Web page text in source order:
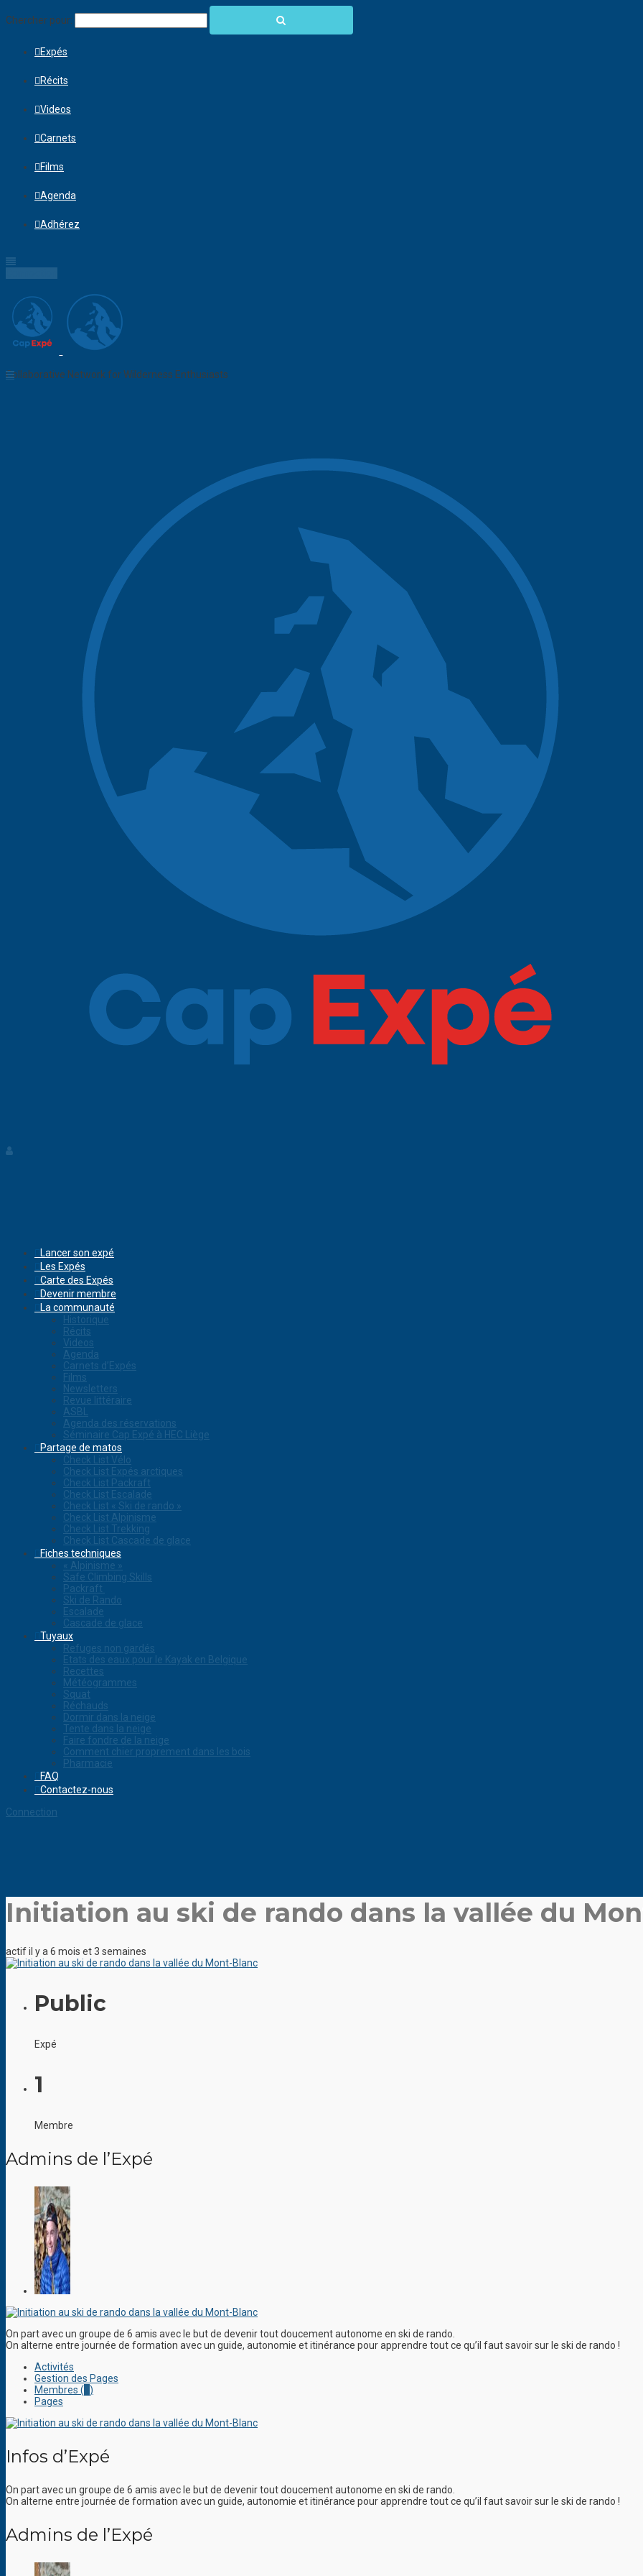
Chercher pour:
Expés
Récits
Videos
Carnets
Films
Agenda
Adhérez
Collaborative Network for Wilderness Enthusiasts
Lancer son expé
Les Expés
Carte des Expés
Devenir membre
La communauté
Historique
Récits
Videos
Agenda
Carnets d’Expés
Films
Newsletters
Revue littéraire
ASBL
Agenda des réservations
Séminaire Cap Expé à HEC Liège
Partage de matos
Check List Vélo
Check List Expés arctiques
Check List Packraft
Check List Escalade
Check List « Ski de rando »
Check List Alpinisme
Check List Trekking
Check List Cascade de glace
Fiches techniques
« Alpinisme »
Safe Climbing Skills
Packraft
Ski de Rando
Escalade
Cascade de glace
Tuyaux
Refuges non gardés
Etats des eaux pour le Kayak en Belgique
Recettes
Météogrammes
Squat
Réchauds
Dormir dans la neige
Tente dans la neige
Faire fondre de la neige
Comment chier proprement dans les bois
Pharmacie
FAQ
Contactez-nous
Connection
Initiation au ski de rando dans la vallée du
actif il y a 6 mois et 3 semaines
Public
Expé
1
Membre
Admins de l’Expé
On part avec un groupe de 6 amis avec le but de devenir tout doucement autonome en ski de rando.
On alterne entre journée de formation avec un guide, autonomie et itinérance pour apprendre tout ce qu’il faut savoir sur le ski de rando !
Activités
Gestion des Pages
Membres ( )
Pages
Infos d’Expé
On part avec un groupe de 6 amis avec le but de devenir tout doucement autonome en ski de rando.
On alterne entre journée de formation avec un guide, autonomie et itinérance pour apprendre tout ce qu’il faut savoir sur le ski de rando !
Admins de l’Expé